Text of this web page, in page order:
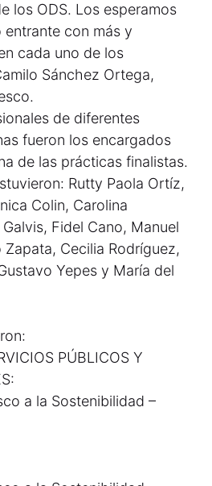
los ODS. Los esperamos
entrante con más y
cada uno de los
Sánchez Ortega,
de diferentes
fueron los encargados
de las prácticas finalistas.
Rutty Paola Ortíz,
Colin, Carolina
Fidel Cano, Manuel
Zapata, Cecilia Rodríguez,
Yepes y María del
PÚBLICOS Y
a la Sostenibilidad –